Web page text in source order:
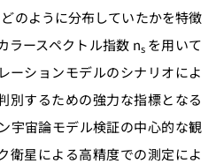
のように分布していたかを特徴
ラースペクトル指数 nsを用いて
ーションモデルのシナリオによ
別するための強力な指標となる
宇宙論モデル検証の中心的な観
衛星による高精度での測定によ